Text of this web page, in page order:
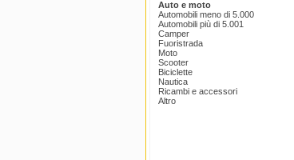
Auto e moto
Automobili meno di 5.000
Automobili più di 5.001
Camper
Fuoristrada
Moto
Scooter
Biciclette
Nautica
Ricambi e accessori
Altro